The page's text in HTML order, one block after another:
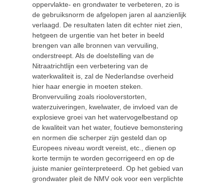
oppervlakte- en grondwater te verbeteren, zo is
de gebruiksnorm de afgelopen jaren al aanzienlijk
verlaagd. De resultaten laten dit echter niet zien,
hetgeen de urgentie van het beter in beeld
brengen van alle bronnen van vervuiling,
onderstreept. Als de doelstelling van de
Nitraatrichtlijn een verbetering van de
waterkwaliteit is, zal de Nederlandse overheid
hier haar energie in moeten steken.
Bronvervuiling zoals riooloverstorten,
waterzuiveringen, kwelwater, de invloed van de
explosieve groei van het watervogelbestand op
de kwaliteit van het water, foutieve bemonstering
en normen die scherper zijn gesteld dan op
Europees niveau wordt vereist, etc., dienen op
korte termijn te worden gecorrigeerd en op de
juiste manier geïnterpreteerd. Op het gebied van
grondwater pleit de NMV ook voor een verplichte